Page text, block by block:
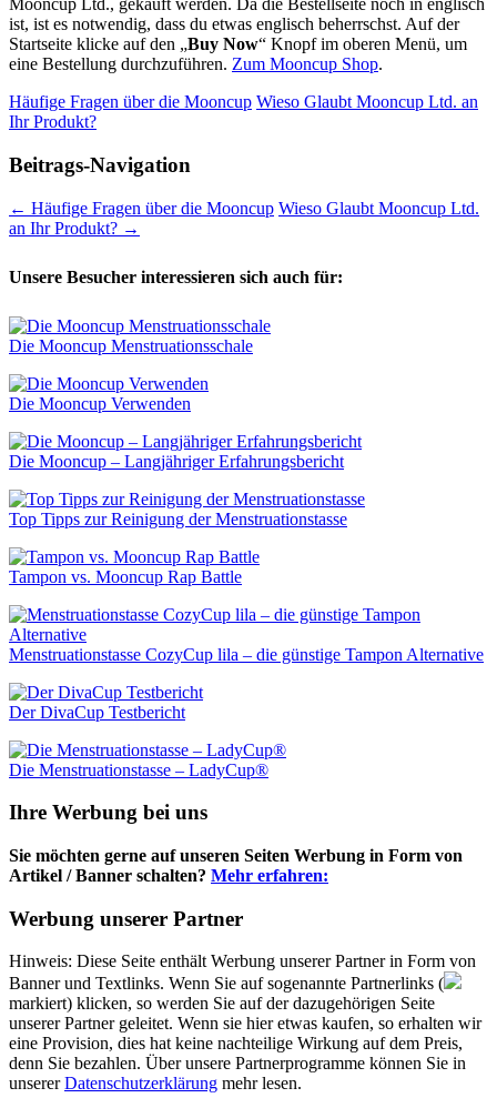
Mooncup Ltd., gekauft werden. Da die Bestellseite noch in englisch
ist, ist es notwendig, dass du etwas englisch beherrschst. Auf der
Startseite klicke auf den „Buy Now“ Knopf im oberen Menü, um
eine Bestellung durchzuführen. Zum Mooncup Shop.
Häufige Fragen über die Mooncup Wieso Glaubt Mooncup Ltd. an
Ihr Produkt?
Beitrags-Navigation
← Häufige Fragen über die Mooncup Wieso Glaubt Mooncup Ltd.
an Ihr Produkt? →
Unsere Besucher interessieren sich auch für:
Die Mooncup Menstruationsschale
Die Mooncup Verwenden
Die Mooncup – Langjähriger Erfahrungsbericht
Top Tipps zur Reinigung der Menstruationstasse
Tampon vs. Mooncup Rap Battle
Menstruationstasse CozyCup lila – die günstige Tampon Alternative
Der DivaCup Testbericht
Die Menstruationstasse – LadyCup®
Ihre Werbung bei uns
Sie möchten gerne auf unseren Seiten Werbung in Form von
Artikel / Banner schalten? Mehr erfahren:
Werbung unserer Partner
Hinweis: Diese Seite enthält Werbung unserer Partner in Form von
Banner und Textlinks. Wenn Sie auf sogenannte Partnerlinks (
markiert) klicken, so werden Sie auf der dazugehörigen Seite
unserer Partner geleitet. Wenn sie hier etwas kaufen, so erhalten wir
eine Provision, dies hat keine nachteilige Wirkung auf dem Preis,
denn Sie bezahlen. Über unsere Partnerprogramme können Sie in
unsererDatenschutzerklärung mehr lesen.